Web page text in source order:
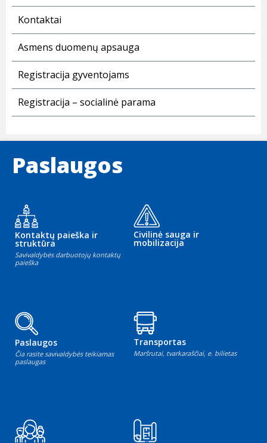
Kontaktai
Asmens duomenų apsauga
Registracija gyventojams
Registracija – socialinė parama
Paslaugos
Kontaktų paieška ir
struktūra
Savivaldybės darbuotojų kontaktų
paieška
Civilinė sauga ir
mobilizacija
Paslaugos
Čia rasite savivaldybės teikiamas
paslaugas
Transportas
Maršrutai, tvarkaraščiai, e. bilietas